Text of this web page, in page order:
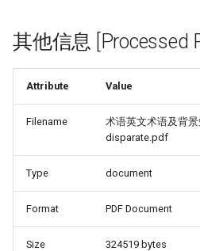
其他信息 [Processed
Attribute Value
Filename
术语英文术语及背
disparate.pdf
Type document
Format PDF Document
Size 324519 bytes